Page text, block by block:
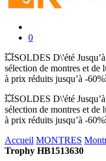
0
💥SOLDES D\'été
sélection de montres et de
à prix réduits jusqu’à -
💥SOLDES D\'été
sélection de montres et de
à prix réduits jusqu’à -
Accueil MONTRES
Trophy HB1513630